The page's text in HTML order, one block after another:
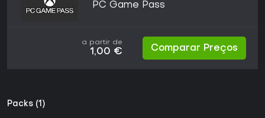
PC Game Pass
a partir de
1,00 € Comparar Preços
Packs (1)